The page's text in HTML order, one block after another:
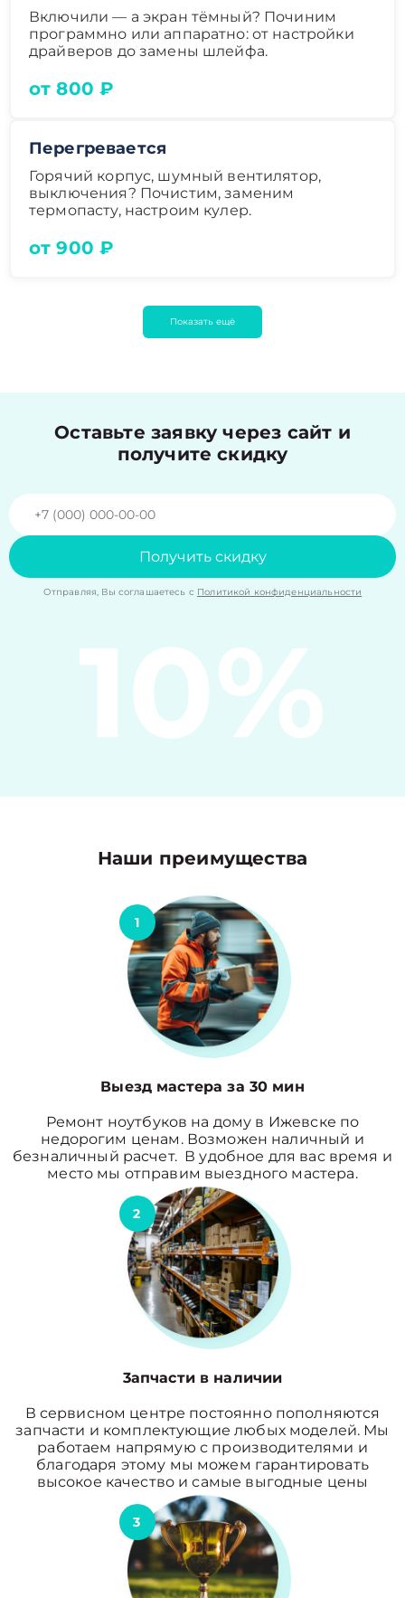
Включили — а экран тёмный? Починим
программно или аппаратно: от настройки
драйверов до замены шлейфа.
от 800 ₽
Перегревается
Горячий корпус, шумный вентилятор,
выключения? Почистим, заменим
термопасту, настроим кулер.
от 900 ₽
Показать ещё
Оставьте заявку через сайт и
получите скидку
Получить скидку
Отправляя, Вы соглашаетесь с Политикой конфиденциальности
10%
Наши преимущества
1
Выезд мастера за 30 мин
Ремонт ноутбуков на дому в Ижевске по
недорогим ценам. Возможен наличный и
безналичный расчет. В удобное для вас время и
место мы отправим выездного мастера.
2
3апчасти в наличии
В сервисном центре постоянно пополняются
запчасти и комплектующие любых моделей. Мы
работаем напрямую с производителями и
благодаря этому мы можем гарантировать
высокое качество и самые выгодные цены
3